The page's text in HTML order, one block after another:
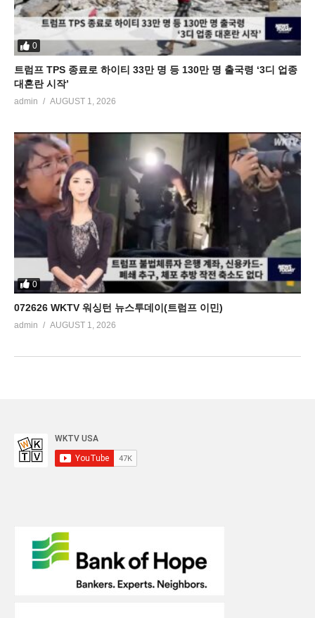
0
트럼프 TPS 종료로 하이티 33만 명 등 130만 명 출국령 ‘3디 업종
대혼란 시작’
admin AUGUST 1, 2026
0
072626 WKTV 워싱턴 뉴스투데이(트럼프 이민)
admin AUGUST 1, 2026